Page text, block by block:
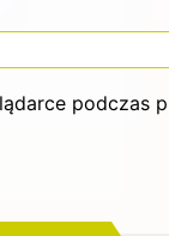
podczas